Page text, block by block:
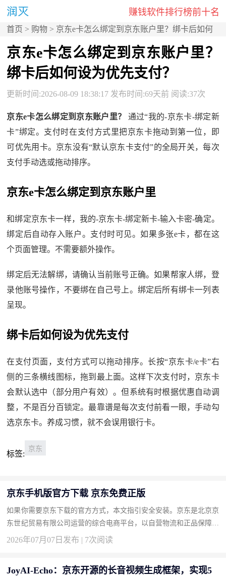
赚钱软件排行榜前十名
首页 > 购物 > 京东e卡怎么绑定到京东账户里？绑卡后如何
京东e卡怎么绑定到京东账户里？
绑卡后如何设为优先支付？
更新时间:2026-08-09 18:38:17 发布时间:69天前 阅读:37次
京东e卡怎么绑定到京东账户里？
通过“我的-京东卡-绑定新
卡”绑定。支付时在支付方式里把京东卡拖动到第一位，即
可优先用卡。京东没有“默认京东卡支付”的全局开关，每次
支付手动选或拖动排序。
京东e卡怎么绑定到京东账户里
和绑定京东卡一样，我的-京东卡-绑定新卡-输入卡密-确定。
绑定后自动存入账户。支付时可见。如果多张e卡，都在这
个页面管理。不需要额外操作。
绑定后无法解绑，请确认当前账号正确。如果帮家人绑，登
录他账号操作，不要绑在自己号上。绑定后所有绑卡一列表
呈现。
绑卡后如何设为优先支付
在支付页面，支付方式可以拖动排序。长按“京东卡/e卡”右
侧的三条横线图标，拖到最上面。这样下次支付时，京东卡
会默认选中（部分用户有效）。但系统有时根据优惠自动调
整，不是百分百锁定。最靠谱是每次支付前看一眼，手动勾
选京东卡。养成习惯，就不会误用银行卡。
标签:
京东
京东手机版官方下载 京东免费正版
如果你需要京东下载的官方方式，本文指引安全安装。京东是北京京
东世纪贸易有限公司运营的综合电商平台，以自营物流和正品保障著
称。按此获取正版，畅享品质购物。 下载地址：京东官方下载 为...
2026年07月07日发布 | 7次阅读
JoyAI-Echo：京东开源的长音视频生成框架，实现5